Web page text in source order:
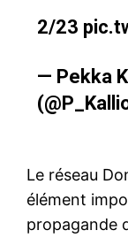
2/23
— Pekka
Le réseau
élément
propagande